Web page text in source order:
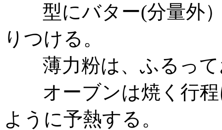
型にバター(分量外）
りつける。
薄力粉は、ふるって
オーブンは焼く行程
ように予熱する。